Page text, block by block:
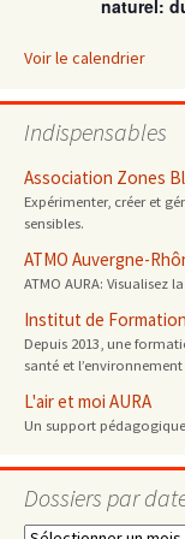
naturel:
Voir le calendrier
Indispensables
Association Zones
Expérimenter, créer et
sensibles.
ATMO Auvergne-
ATMO AURA: Visualisez
Institut de
Depuis 2013, une
santé et l’environnement
L'air et moi AURA
Un support
Dossiers par